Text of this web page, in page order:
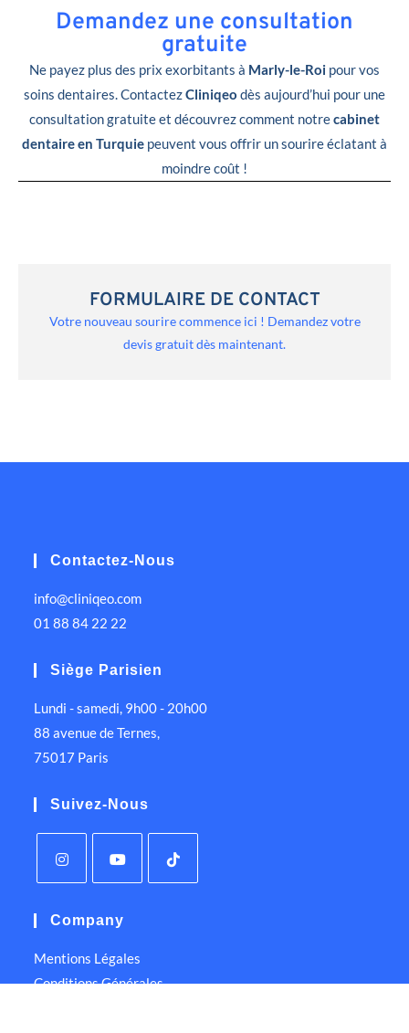
Demandez une consultation
gratuite
Ne payez plus des prix exorbitants à Marly-le-Roi pour vos
soins dentaires. ContactezCliniqeo dès aujourd’hui pour une
consultation gratuite et découvrez comment notrecabinet
dentaire en Turquie peuvent vous offrir un sourire éclatant à
moindre coût !
FORMULAIRE DE CONTACT
Votre nouveau sourire commence ici ! Demandez votre
devis gratuit dès maintenant.
Contactez-Nous
info@cliniqeo.com
01 88 84 22 22
Siège Parisien
Lundi - samedi, 9h00 - 20h00
88 avenue de Ternes,
75017 Paris
Suivez-Nous
Company
Mentions Légales
Conditions Générales